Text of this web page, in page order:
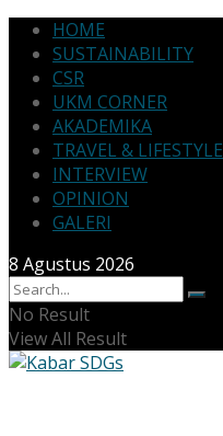
HOME
SUSTAINABILITY
CSR
UKM CORNER
AKADEMIKA
TRAVEL & LIFESTYLE
INTERVIEW
OPINION
GALERI
8 Agustus 2026
No Result
View All Result